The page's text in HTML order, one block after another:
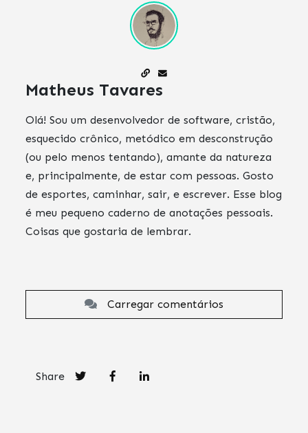
Matheus Tavares
Olá! Sou um desenvolvedor de software, cristão,
esquecido crônico, metódico em desconstrução
(ou pelo menos tentando), amante da natureza
e, principalmente, de estar com pessoas. Gosto
de esportes, caminhar, sair, e escrever. Esse blog
é meu pequeno caderno de anotações pessoais.
Coisas que gostaria de lembrar.
Carregar comentários
Share